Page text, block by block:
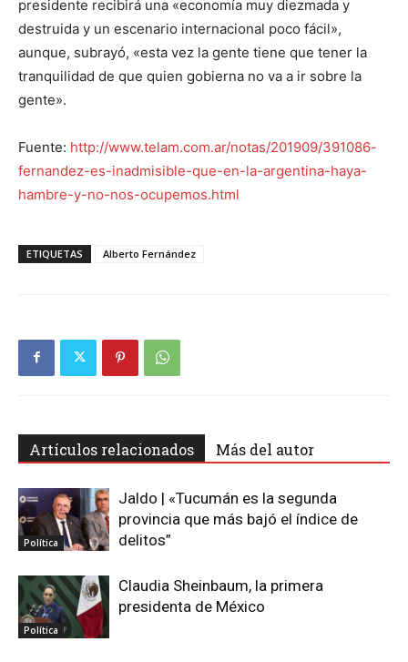
presidente recibirá una «economía muy diezmada y
destruida y un escenario internacional poco fácil»,
aunque, subrayó, «esta vez la gente tiene que tener la
tranquilidad de que quien gobierna no va a ir sobre la
gente».
Fuente: http://www.telam.com.ar/notas/201909/391086-
fernandez-es-inadmisible-que-en-la-argentina-haya-
hambre-y-no-nos-ocupemos.html
ETIQUETAS Alberto Fernández
Artículos relacionados Más del autor
Política
Jaldo | «Tucumán es la segunda
provincia que más bajó el índice de
delitos”
Política
Claudia Sheinbaum, la primera
presidenta de México